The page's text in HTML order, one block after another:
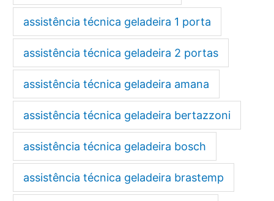
assistência técnica geladeira 1 porta
assistência técnica geladeira 2 portas
assistência técnica geladeira amana
assistência técnica geladeira bertazzoni
assistência técnica geladeira bosch
assistência técnica geladeira brastemp